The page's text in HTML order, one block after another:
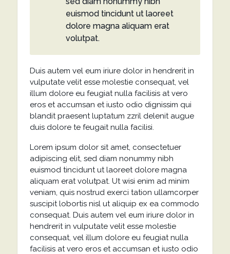
euismod tincidunt ut laoreet
dolore magna aliquam erat
volutpat.
Duis autem vel eum iriure dolor in hendrerit in
vulputate velit esse molestie consequat, vel
illum dolore eu feugiat nulla facilisis at vero
eros et accumsan et iusto odio dignissim qui
blandit praesent luptatum zzril delenit augue
duis dolore te feugait nulla facilisi.
Lorem ipsum dolor sit amet, consectetuer
adipiscing elit, sed diam nonummy nibh
euismod tincidunt ut laoreet dolore magna
aliquam erat volutpat. Ut wisi enim ad minim
veniam, quis nostrud exerci tation ullamcorper
suscipit lobortis nisl ut aliquip ex ea commodo
consequat. Duis autem vel eum iriure dolor in
hendrerit in vulputate velit esse molestie
consequat, vel illum dolore eu feugiat nulla
facilisis at vero eros et accumsan et iusto odio